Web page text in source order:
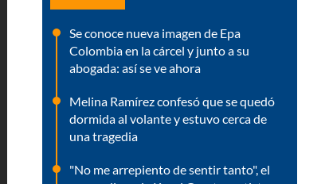
Se conoce nueva imagen de Epa
Colombia en la cárcel y junto a su
abogada: así se ve ahora
Melina Ramírez confesó que se quedó
dormida al volante y estuvo cerca de
una tragedia
"No me arrepiento de sentir tanto", el